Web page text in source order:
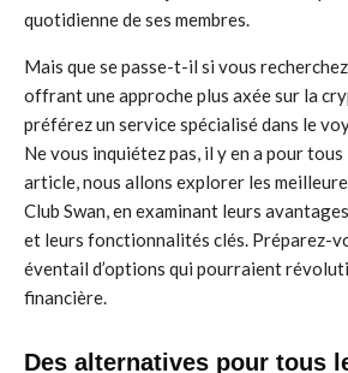
quotidienne de ses membres.
Mais que se passe-t-il si vous
offrant une approche plus axée sur la
préférez un service spécialisé dans le
Ne vous inquiétez pas, il y en a pour
article, nous allons explorer les
Club Swan, en examinant leurs
et leurs fonctionnalités clés. Préparez-
éventail d’options qui pourraient
financière.
Des alternatives pour tous